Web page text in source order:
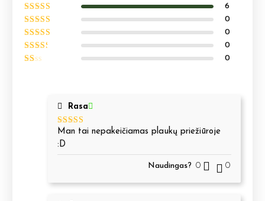
Įvertinimas:
6
Įvertinimas:
4iš 5
0
Įvertinimas:
3
0
Įvertinimas:
0
0
Rasa
Įvertinimas:
5iš 5
Man tai nepakeičiamas plaukų priežiūroje
:D
Naudingas? 0 0